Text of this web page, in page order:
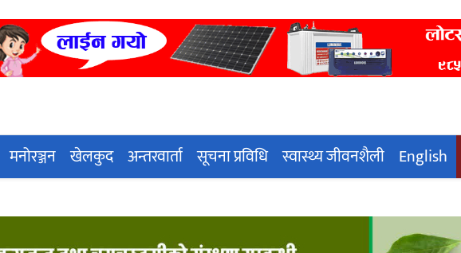
मनोरञ्जन खेलकुद अन्तरवार्ता सूचना प्रविधि स्वास्थ्य जीवनशैली English